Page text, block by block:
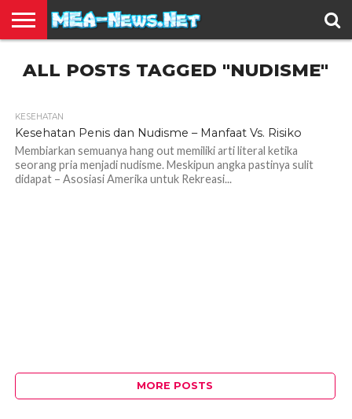
TERBARU
EDUKASI
HIBURAN
INSPIRASI
KESEHATAN
KULINER
OLAH
RAGA
OTOMOTIF
TRAVEL
JUAL
BELI
ALL POSTS TAGGED "NUDISME"
KESEHATAN
Kesehatan Penis dan Nudisme – Manfaat Vs. Risiko
Membiarkan semuanya hang out memiliki arti literal ketika
seorang pria menjadi nudisme. Meskipun angka pastinya sulit
didapat – Asosiasi Amerika untuk Rekreasi...
MORE POSTS